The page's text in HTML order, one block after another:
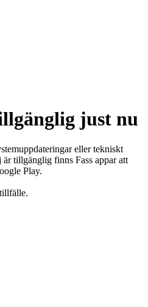
just nu
eller tekniskt
är tillgänglig finns Fass appar att
Play.